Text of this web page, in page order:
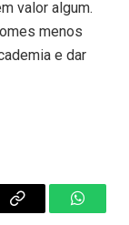
valor algum.
menos
e dar
Copy